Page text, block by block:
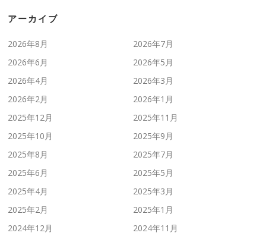
アーカイブ
2026年8月
2026年7月
2026年6月
2026年5月
2026年4月
2026年3月
2026年2月
2026年1月
2025年12月
2025年11月
2025年10月
2025年9月
2025年8月
2025年7月
2025年6月
2025年5月
2025年4月
2025年3月
2025年2月
2025年1月
2024年12月
2024年11月